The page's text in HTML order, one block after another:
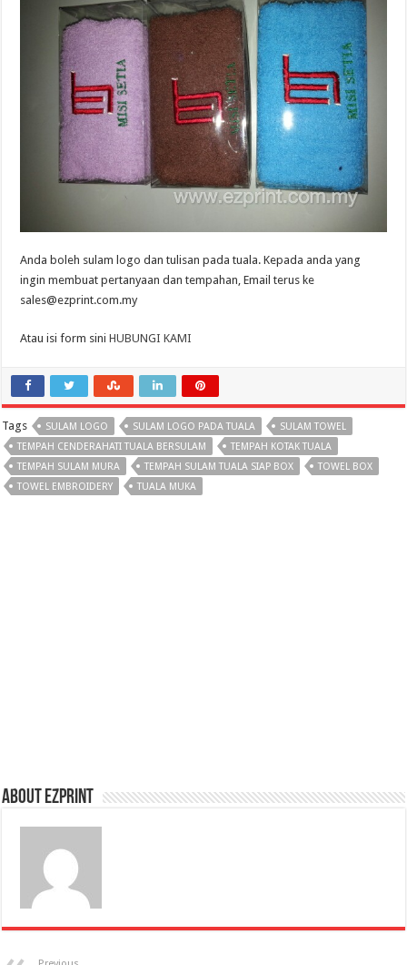
Anda boleh sulam logo dan tulisan pada tuala. Kepada anda yang
ingin membuat pertanyaan dan tempahan, Email terus ke
sales@ezprint.com.my
Atau isi form siniHUBUNGI KAMI
Tags SULAM LOGO SULAM LOGO PADA TUALA
SULAM TOWEL
TEMPAH CENDERAHATI TUALA BERSULAM
TEMPAH KOTAK TUALA
TEMPAH SULAM MURA
TEMPAH SULAM TUALA SIAP BOX
TOWEL BOX
TOWEL EMBROIDERY
TUALA MUKA
About Ezprint